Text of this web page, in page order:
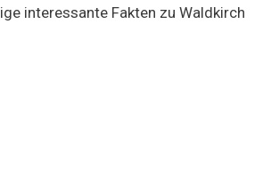
interessante Fakten zu Waldkirch